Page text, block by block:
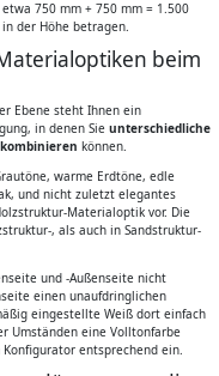
750 mm + 750 mm = 1.500
der Höhe betragen.
beim
Ebene steht Ihnen ein
in denen Sie unterschiedliche
können.
warme Erdtöne, edle
und nicht zuletzt elegantes
Materialoptik vor. Die
, als auch in Sandstruktur-
und -Außenseite nicht
einen unaufdringlichen
eingestellte Weiß dort einfach
Umständen eine Volltonfarbe
Konfigurator entsprechend ein.